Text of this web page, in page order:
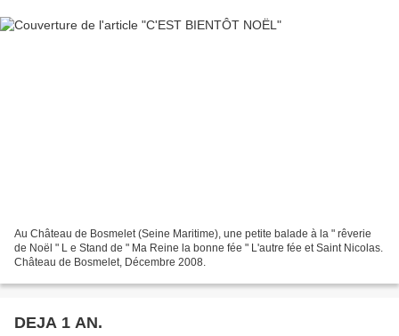
Au Château de Bosmelet (Seine Maritime), une petite balade à la " rêverie
de Noël " L e Stand de " Ma Reine la bonne fée " L'autre fée et Saint Nicolas.
Château de Bosmelet, Décembre 2008.
DEJA 1 AN.